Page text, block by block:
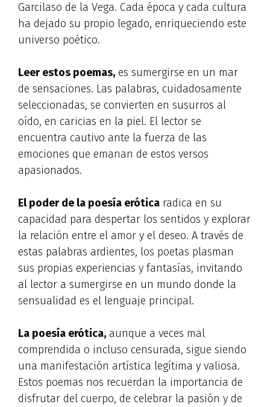
Garcilaso de la Vega. Cada época y cada cultura
ha dejado su propio legado, enriqueciendo este
universo poético.
Leer estos poemas, es sumergirse en un mar
de sensaciones. Las palabras, cuidadosamente
seleccionadas, se convierten en susurros al
oído, en caricias en la piel. El lector se
encuentra cautivo ante la fuerza de las
emociones que emanan de estos versos
apasionados.
El poder de la poesía erótica radica en su
capacidad para despertar los sentidos y explorar
la relación entre el amor y el deseo. A través de
estas palabras ardientes, los poetas plasman
sus propias experiencias y fantasías, invitando
al lector a sumergirse en un mundo donde la
sensualidad es el lenguaje principal.
La poesía erótica, aunque a veces mal
comprendida o incluso censurada, sigue siendo
una manifestación artística legítima y valiosa.
Estos poemas nos recuerdan la importancia de
disfrutar del cuerpo, de celebrar la pasión y de